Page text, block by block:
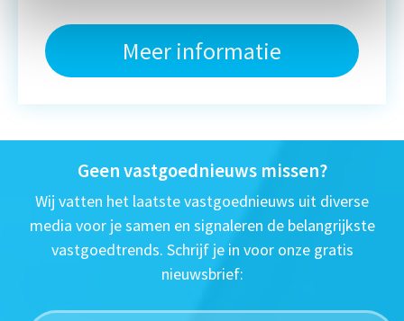
Meer informatie
Geen vastgoednieuws missen?
Wij vatten het laatste vastgoednieuws uit diverse
media voor je samen en signaleren de belangrijkste
vastgoedtrends. Schrijf je in voor onze gratis
nieuwsbrief: